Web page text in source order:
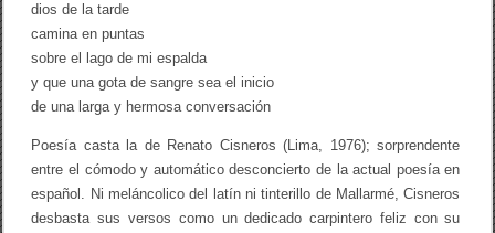
dios de la tarde
camina en puntas
sobre el lago de mi espalda
y que una gota de sangre sea el inicio
de una larga y hermosa conversación
Poesía casta la de Renato Cisneros (Lima, 1976); sorprendente
entre el cómodo y automático desconcierto de la actual poesía en
español. Ni meláncolico del latín ni tinterillo de Mallarmé, Cisneros
desbasta sus versos como un dedicado carpintero feliz con su